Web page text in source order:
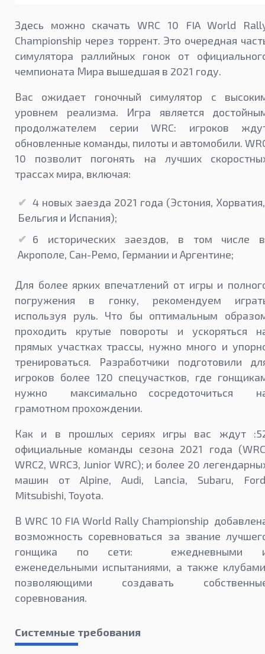
Здесь можно скачать WRC 10 FIA World
Championship через торрент. Это очередная
симулятора раллийных гонок от
чемпионата Мира вышедшая в 2021 году.
Вас ожидает гоночный симулятор с
уровнем реализма. Игра является
продолжателем серии WRC: игроков
обновленные команды, пилоты и автомобили.
10 позволит погонять на лучших
трассах мира, включая:
4 новых заезда 2021 года (Эстония, Хорватия,
Бельгия и Испания);
6 исторических заездов, в том числе в
Акрополе, Сан-Ремо, Германии и Аргентине;
Для более ярких впечатлений от игры и
погружения в гонку, рекомендуем
используя руль. Что бы оптимальным
проходить крутые повороты и ускоряться
прямых участках трассы, нужно много и
тренироваться. Разработчики подготовили
игроков более 120 спецучастков, где
нужно максимально сосредоточиться
грамотном прохождении.
Как и в прошлых сериях игры вас ждут
официальные команды сезона 2021 года
WRC2, WRC3, Junior WRC); и более 20
машин от Alpine, Audi, Lancia, Subaru,
Mitsubishi, Toyota.
В WRC 10 FIA World Rally Championship
возможность соревноваться за звание
гонщика по сети: ежедневными
еженедельными испытаниями, а также
позволяющими создавать
соревнования.
Системные требования